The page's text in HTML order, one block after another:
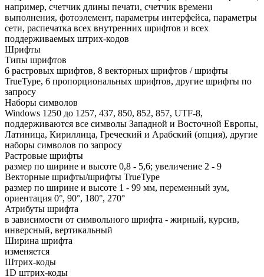
например, счетчик длины печати, счетчик времени
выполнения, фотоэлемент, параметры интерфейса, параметры
сети, распечатка всех внутренних шрифтов и всех
поддерживаемых штрих-кодов
Шрифты
Типы шрифтов
6 растровых шрифтов, 8 векторных шрифтов / шрифты
TrueType, 6 пропорциональных шрифтов, другие шрифты по
запросу
Наборы символов
Windows 1250 до 1257, 437, 850, 852, 857, UTF-8,
поддерживаются все символы Западной и Восточной Европы,
Латиница, Кириллица, Греческий и Арабский (опция), другие
наборы символов по запросу
Растровые шрифты
размер по ширине и высоте 0,8 - 5,6; увеличение 2 - 9
Векторные шрифты/шрифты TrueType
размер по ширине и высоте 1 - 99 мм, переменный зум,
ориентация 0°, 90°, 180°, 270°
Атрибуты шрифта
в зависимости от символьного шрифта - жирный, курсив,
инверсный, вертикальный
Ширина шрифта
изменяется
Штрих-коды
1D штрих-коды